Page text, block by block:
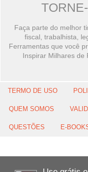
Faça parte do melhor
fiscal, trabalhista,
Ferramentas que você
Inspirar Milhares
TERMO DE USO
QUEM SOMOS
QUESTÕES E-